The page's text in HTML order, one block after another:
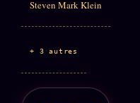
Steven Mark Klein
+ 3 autres